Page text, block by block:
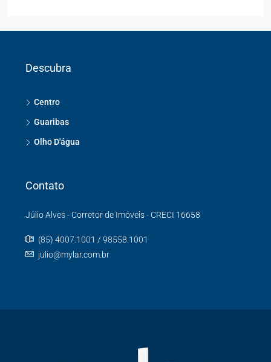
Descubra
Centro
Guaribas
Olho D'água
Contato
Júlio Alves - Corretor de Imóveis - CRECI 16658
(85) 4007.1001 / 98558.1001
julio@mylar.com.br